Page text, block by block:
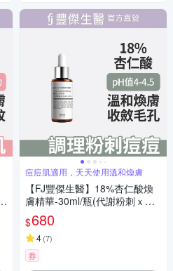
痘痘肌適用，天天使用溫和煥膚
【FJ豐傑生醫】18%杏仁酸煥
膚精華-30ml/瓶(代謝粉刺ｘ收
斂毛孔)
$680
4(7)
券